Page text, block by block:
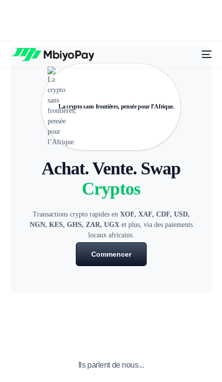
La crypto sans frontières, pensée pour l’Afrique.
Achat. Vente. Swap
Cryptos
Transactions crypto rapides en XOF, XAF, CDF, USD,
NGN, KES, GHS, ZAR, UGXet plus, via des paiements
locaux africains.
Commencer
Ils parlent de nous...